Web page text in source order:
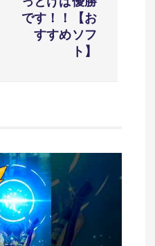
です！！【お
すすめソフ
ト】